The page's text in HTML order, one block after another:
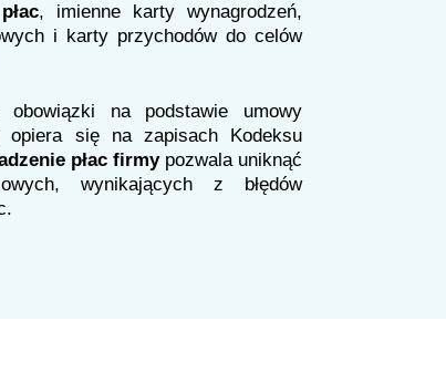
, imienne karty wynagrodzeń,
i karty przychodów do celów
na podstawie umowy
opiera się na zapisach Kodeksu
płac firmy pozwala uniknąć
wynikających z błędów